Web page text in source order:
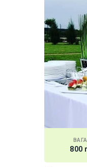
ВАГА
800